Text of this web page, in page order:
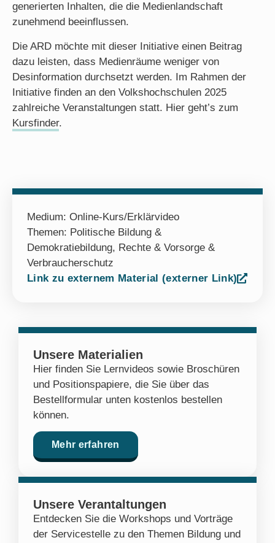
generierten Inhalten, die die Medienlandschaft
zunehmend beeinflussen.
Die ARD möchte mit dieser Initiative einen Beitrag
dazu leisten, dass Medienräume weniger von
Desinformation durchsetzt werden. Im Rahmen der
Initiative finden an den Volkshochschulen 2025
zahlreiche Veranstaltungen statt. Hier geht’s zum
Kursfinder.
Medium: Online-Kurs/Erklärvideo
Themen: Politische Bildung &
Demokratiebildung, Rechte & Vorsorge &
Verbraucherschutz
Link zu externem Material (externer Link)
Unsere Materialien
Hier finden Sie Lernvideos sowie Broschüren
und Positionspapiere, die Sie über das
Bestellformular unten kostenlos bestellen
können.
Mehr erfahren
Unsere Verantaltungen
Entdecken Sie die Workshops und Vorträge
der Servicestelle zu den Themen Bildung und